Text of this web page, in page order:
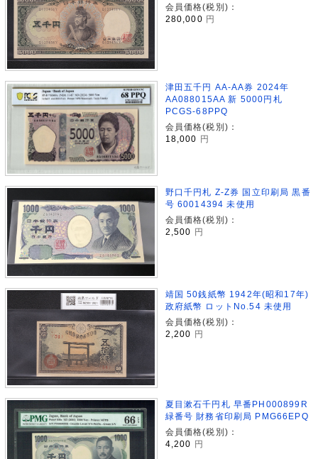
会員価格(税別)：
280,000 円
津田五千円 AA-AA券 2024年
AA088015AA 新 5000円札
PCGS-68PPQ
会員価格(税別)：
18,000
円
野口千円札 Z-Z券 国立印刷局 黒番
号 60014394 未使用
会員価格(税別)：
2,500 円
靖国 50銭紙幣 1942年(昭和17年)
政府紙幣 ロットNo.54 未使用
会員価格(税別)：
2,200
円
夏目漱石千円札 早番PH000899R
緑番号 財務省印刷局 PMG66EPQ
会員価格(税別)：
4,200 円